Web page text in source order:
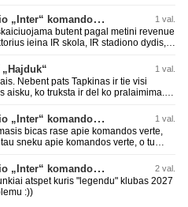
L. Messi gerokai pakėlė Majamio „Inter“ komandos vertę 1 val.
butent pagal metini revenue
ieina IR skola, IR stadiono dydis,
revenue, kas stipriai prisidejo prie
to, tie 200 pamineti cia yra visiskai
apie klubo vertes kelima, arba
1 val.
Nebent pats Tapkinas ir tie visi
aisku, ko truksta ir del ko pralaimima.
ko kam truksta, tai nei kalnietis nei
lauksim wilno grietineles
tukst. stadione...jei makleriui tapinui
L. Messi gerokai pakėlė Majamio „Inter“ komandos vertę 1 val.
bicas rase apie komandos verte,
sneku apie komandos verte, o tu
po Realo pagal klubine verte
pas ta Al Nassr kai PIF vienu
noretu. Siaip tas PIF savo
kontroliuoti nes rinka nesveikai
L. Messi gerokai pakėlė Majamio „Inter“ komandos vertę 2 val.
atspet kuris "legendu" klubas 2027
:))